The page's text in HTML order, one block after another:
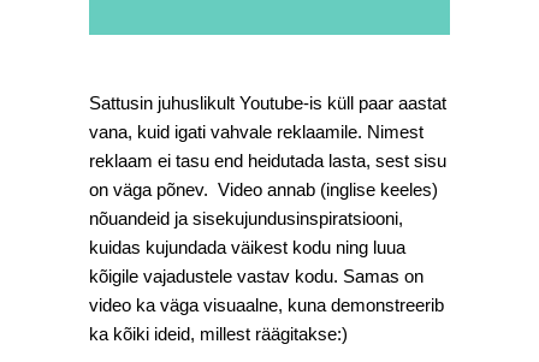
Sattusin juhuslikult Youtube-is küll paar aastat
vana, kuid igati vahvale reklaamile. Nimest
reklaam ei tasu end heidutada lasta, sest sisu
on väga põnev. Video annab (inglise keeles)
nõuandeid ja sisekujundusinspiratsiooni,
kuidas kujundada väikest kodu ning luua
kõigile vajadustele vastav kodu. Samas on
video ka väga visuaalne, kuna demonstreerib
ka kõiki ideid, millest räägitakse:)